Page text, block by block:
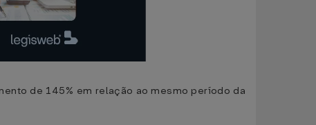
de 145% em relação ao mesmo período da